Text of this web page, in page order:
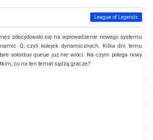
League of Legends
zdecydowało się na wprowadzenie nowego systemu
Q, czyli kolejek dynamicznych. Kilka dni temu
solo/duo queue już nie wróci. Na czym polega nowy
co na ten temat sądzą gracze?